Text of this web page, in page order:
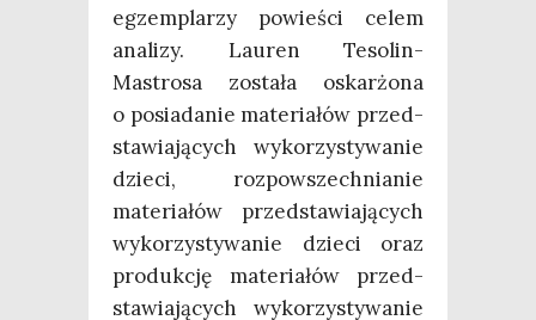
egzem­pla­rzy powie­ści celem
ana­li­zy. Lau­ren Teso­lin-
Mastro­sa zosta­ła oskar­żo­na
o posia­da­nie mate­ria­łów przed­
sta­wia­ją­cych wyko­rzy­sty­wa­nie
dzie­ci, roz­po­wszech­nia­nie
mate­ria­łów przed­sta­wia­ją­cych
wyko­rzy­sty­wa­nie dzie­ci oraz
pro­duk­cję mate­ria­łów przed­
sta­wia­ją­cych wyko­rzy­sty­wa­nie